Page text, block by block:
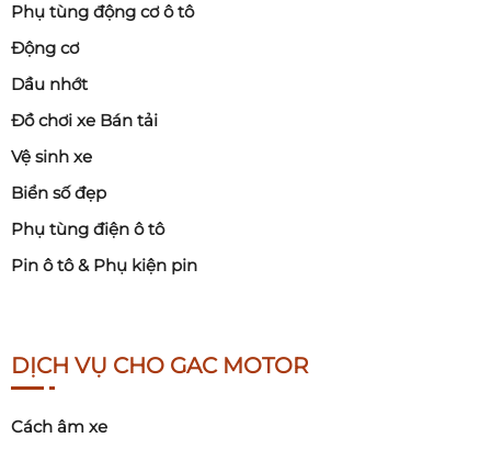
Phụ tùng động cơ ô tô
Động cơ
Dầu nhớt
Đồ chơi xe Bán tải
Vệ sinh xe
Biển số đẹp
Phụ tùng điện ô tô
Pin ô tô & Phụ kiện pin
DỊCH VỤ CHO GAC MOTOR
Cách âm xe